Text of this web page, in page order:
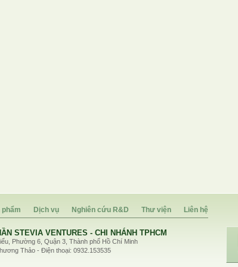
phẩm Dịch vụ Nghiên cứu R&D Thư viện Liên hệ
- CHI NHÁNH TPHCM
phố Hồ Chí Minh